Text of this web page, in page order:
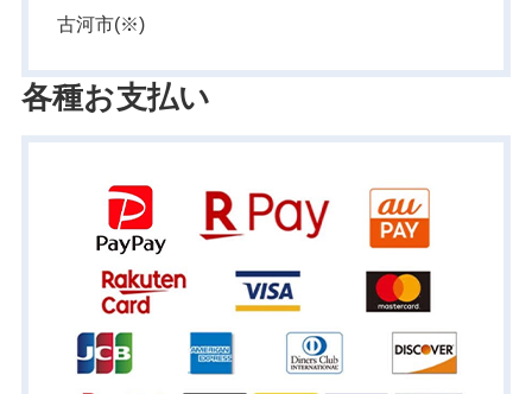
古河市(※)
各種お支払い